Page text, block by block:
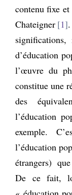
contenu fixe
Chateigner 1
d’éducation
l’œuvre du
constitue une
des
l’éducation
exemple.
l’éducation
étrangers)
De ce fait,